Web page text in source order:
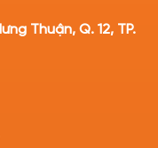
Thuận, Q. 12, TP.